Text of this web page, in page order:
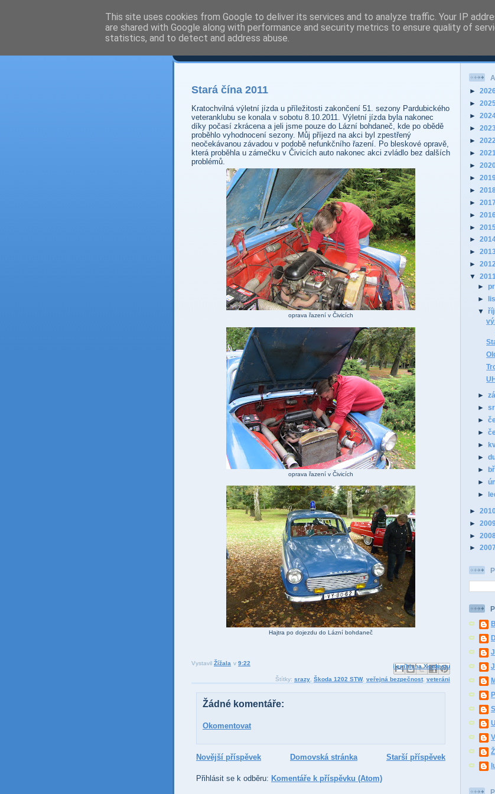
Prdec - Pardubice Hradec
Stará čína 2011
Kratochvilná výletní jízda u příležitosti zakončení 51. sezony Pardubického
veteranklubu se konala v sobotu 8.10.2011. Výletní jízda byla nakonec
díky počasí zkrácena a jeli jsme pouze do Lázní bohdaneč, kde po obědě
proběhlo vyhodnocení sezony. Můj příjezd na akci byl zpestřený
neočekávanou závadou v podobě nefunkčního řazení. Po bleskové opravě,
která proběhla u zámečku v Čivicích auto nakonec akci zvládlo bez dalších
problémů.
oprava řazení v Čivicích
oprava řazení v Čivicích
Hajtra po dojezdu do Lázní bohdaneč
Vystavil Žížala v 9:22 Odeslat e-mailemBlogThis!
Sdílet na X
Sdílet ve službě Facebook
Sdílet na Pinterestu
Štítky: srazy Škoda 1202 STW, veřejná bezpečnost, veteráni
Žádné komentáře:
Okomentovat
Novější příspěvek Starší příspěvek
Domovská stránka
Přihlásit se k odběru: Komentáře k příspěvku (Atom)
►
►
►
►
► 2022
► 2021
►
►
►
► 2017
►
►
►
►
► 2012
▼ 2011
►
►
▼
►
►
►
►
►
►
►
►
►
►
►
►
► 2007
This site uses cookies from Google to deliver its services and to analyze traffic. Your IP
are shared with Google along with performance and security metrics to ensure quality of
statistics, and to detect and address abuse.